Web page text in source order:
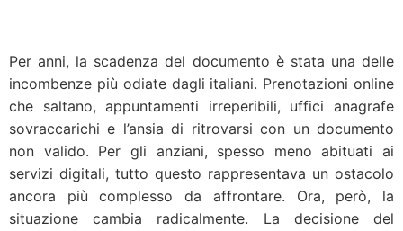
Per anni, la scadenza del documento è stata una delle
incombenze più odiate dagli italiani. Prenotazioni online
che saltano, appuntamenti irreperibili, uffici anagrafe
sovraccarichi e l’ansia di ritrovarsi con un documento
non valido. Per gli anziani, spesso meno abituati ai
servizi digitali, tutto questo rappresentava un ostacolo
ancora più complesso da affrontare. Ora, però, la
situazione cambia radicalmente. La decisione del